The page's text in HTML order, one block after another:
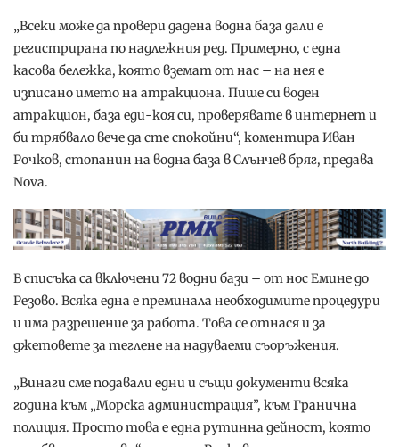
„Всеки може да провери дадена водна база дали е
регистрирана по надлежния ред. Примерно, с една
касова бележка, която вземат от нас – на нея е
изписано името на атракциона. Пише си воден
атракцион, база еди-коя си, проверявате в интернет и
би трябвало вече да сте спокойни“, коментира Иван
Рочков, стопанин на водна база в Слънчев бряг, предава
Nova.
В списъка са включени 72 водни бази – от нос Емине до
Резово. Всяка една е преминала необходимите процедури
и има разрешение за работа. Това се отнася и за
джетовете за теглене на надуваеми съоръжения.
„Винаги сме подавали едни и същи документи всяка
година към „Морска администрация”, към Гранична
полиция. Просто това е една рутинна дейност, която